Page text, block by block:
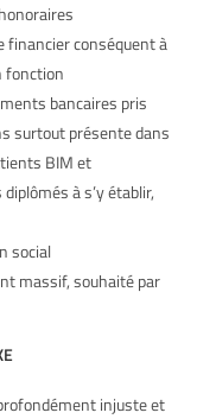
financier conséquent à
fonction
bancaires pris
surtout présente dans
BIM et
à s’y établir,
social
massif, souhaité par
injuste et